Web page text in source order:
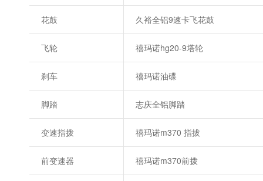
花鼓 久裕全铝9速卡飞花鼓
飞轮 禧玛诺hg20-9塔轮
刹车 禧玛诺油碟
脚踏 志庆全铝脚踏
变速指拨 禧玛诺m370 指拔
前变速器 禧玛诺m370前拨